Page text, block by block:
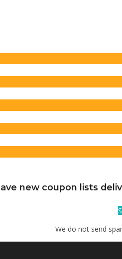
new coupon lists
We do not send